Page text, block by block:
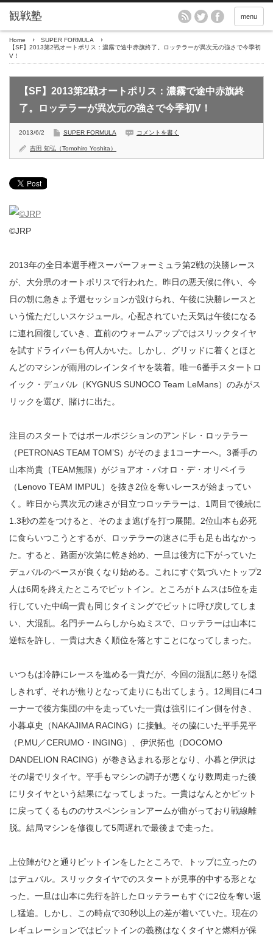
menu
Home
SUPER FORMULA
【SF】2013第2戦オートポリス：濃霧で途中赤旗終了。ロッテラーが異次元の強さで今季初
V！
【SF】2013第2戦オートポリス：濃霧で途中赤旗終
了。ロッテラーが異次元の強さで今季初V！
2013/6/2 SUPER FORMULA コメントを書く
吉田 知弘（Tomohiro Yoshita）
©JRP
2013年の全日本選手権スーパーフォーミュラ第2戦の決勝レース
が、大分県のオートポリスで行われた。昨日の悪天候に伴い、今
日の朝に急きょ予選セッションが設けられ、午後に決勝レースと
いう慌ただしいスケジュール。心配されていた天気は午後になる
に連れ回復していき、直前のウォームアップではスリックタイヤ
を試すドライバーも何人かいた。しかし、グリッドに着くとほと
んどのマシンが雨用のレインタイヤを装着。唯一6番手スタートロ
イック・デュバル（KYGNUS SUNOCO Team LeMans）のみがス
リックを選び、賭けに出た。
注目のスタートではポールポジションのアンドレ・ロッテラー
（PETRONAS TEAM TOM’S）がそのまま1コーナーへ。3番手の
山本尚貴（TEAM無限）がジョアオ・パオロ・デ・オリベイラ
（Lenovo TEAM IMPUL）を抜き2位を奪いレースが始まってい
く。昨日から異次元の速さが目立つロッテラーは、1周目で後続に
1.3秒の差をつけると、そのまま逃げを打つ展開。2位山本も必死
に食らいつこうとするが、ロッテラーの速さに手も足も出なかっ
た。すると、路面が次第に乾き始め、一旦は後方に下がっていた
デュバルのペースが良くなり始める。これにすぐ気づいたトップ2
人は6周を終えたところでピットイン。ところがトムスは5位を走
行していた中嶋一貴も同じタイミングでピットに呼び戻してしま
い、大混乱。名門チームらしからぬミスで、ロッテラーは山本に
逆転を許し、一貴は大きく順位を落とすことになってしまった。
いつもは冷静にレースを進める一貴だが、今回の混乱に怒りを隠
しきれず、それが焦りとなって走りにも出てしまう。12周目に4コ
ーナーで後方集団の中を走っていた一貴は強引にイン側を付き、
小暮卓史（NAKAJIMA RACING）に接触。その脇にいた平手晃平
（P.MU／CERUMO・INGING）、伊沢拓也（DOCOMO
DANDELION RACING）が巻き込まれる形となり、小暮と伊沢は
その場でリタイヤ。平手もマシンの調子が悪くなり数周走った後
にリタイヤという結果になってしまった。一貴はなんとかピット
に戻ってくるもののサスペンションアームが曲がっており戦線離
脱。結局マシンを修復して5周遅れで最後まで走った。
上位陣がひと通りピットインをしたところで、トップに立ったの
はデュバル。スリックタイヤでのスタートが見事的中する形とな
った。一旦は山本に先行を許したロッテラーもすぐに2位を奪い返
し猛追。しかし、この時点で30秒以上の差が着いていた。現在の
レギュレーションではピットインの義務はなくタイヤと燃料が保